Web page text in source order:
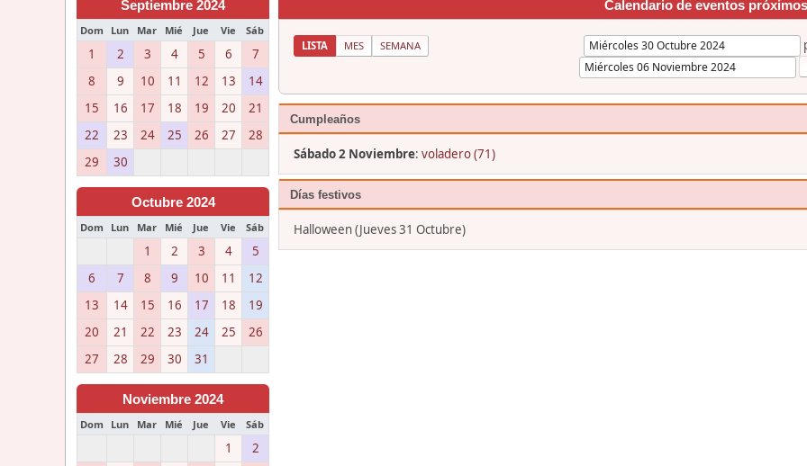
Septiembre 2024
Dom Lun Mar Mié Jue Vie Sáb
1 2 3 4 5 6
7
8
9 10 11 12 13
14
15
16 17 18 19 20
21
22
23 24 25 26 27
28
29
30
Octubre 2024
Dom Lun Mar Mié Jue Vie Sáb
1 2 3 4
5
6
7 8 9 10 11
12
13
14 15 16 17 18
19
20
21 22 23 24 25
26
27
28 29 30 31
Noviembre 2024
Dom Lun Mar Mié Jue Vie Sáb
1 2
Calendario de eventos próximos
LISTA MES SEMANA
Cumpleaños
Sábado 2 Noviembre: voladero (71)
Días festivos
Halloween (Jueves 31 Octubre)